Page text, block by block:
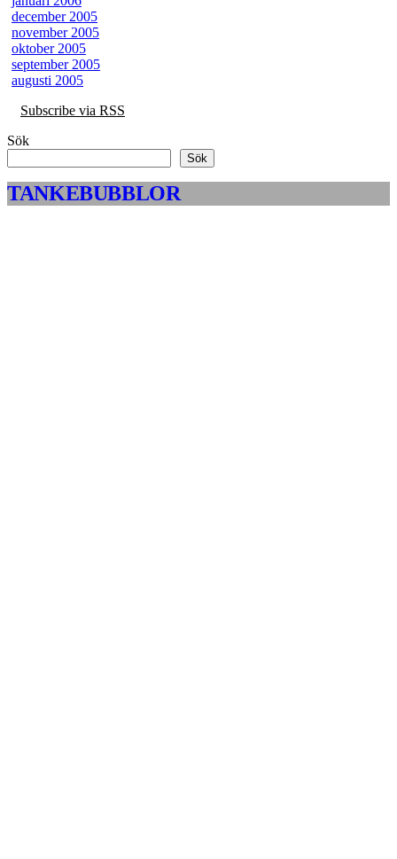
december 2005
november 2005
oktober 2005
september 2005
augusti 2005
Subscribe via RSS
Sök
Sök
TANKEBUBBLOR